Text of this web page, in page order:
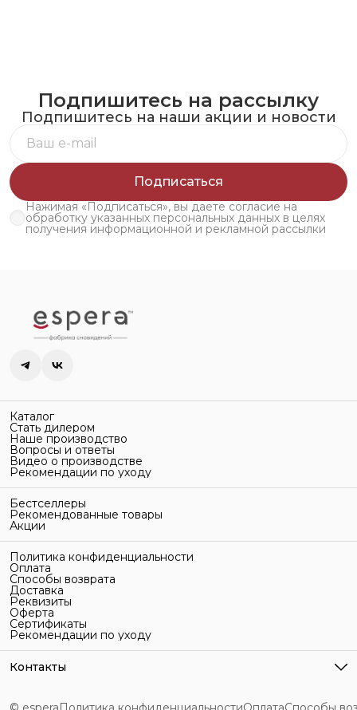
Подпишитесь на рассылку
Подпишитесь на наши акции и новости
Подписаться
Нажимая «Подписаться», вы даете согласие на
обработку указанных персональных данных в целях
получения информационной и рекламной рассылки
Каталог
Стать дилером
Наше производство
Вопросы и ответы
Видео о производстве
Рекомендации по уходу
Бестселлеры
Рекомендованные товары
Акции
Политика конфиденциальности
Оплата
Способы возврата
Доставка
Реквизиты
Оферта
Сертификаты
Рекомендации по уходу
Контакты